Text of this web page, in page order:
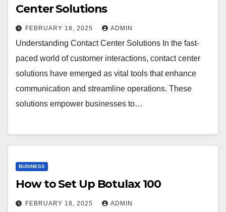
Center Solutions
FEBRUARY 18, 2025 ADMIN
Understanding Contact Center Solutions In the fast-
paced world of customer interactions, contact center
solutions have emerged as vital tools that enhance
communication and streamline operations. These
solutions empower businesses to…
BUSINESS
How to Set Up Botulax 100
FEBRUARY 18, 2025 ADMIN